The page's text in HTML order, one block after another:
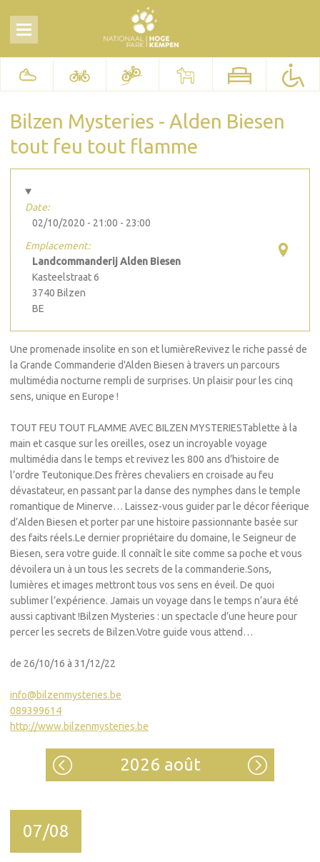
Bilzen Mysteries - Alden Biesen
tout feu tout flamme
Date:
02/10/2020 - 21:00 - 23:00
Emplacement:
Landcommanderij Alden Biesen
Kasteelstraat 6
3740 Bilzen
BE
Une promenade insolite en son et lumièreRevivez le riche passé de
la Grande Commanderie d'Alden Biesen à travers un parcours
multimédia nocturne rempli de surprises. Un plaisir pour les cinq
sens, unique en Europe !
TOUT FEU TOUT FLAMME AVEC BILZEN MYSTERIESTablette à la
main et casque sur les oreilles, osez un incroyable voyage
multimédia dans le temps et revivez les 800 ans d’histoire de
l’ordre Teutonique.Des frères chevaliers en croisade au feu
dévastateur, en passant par la danse des nymphes dans le temple
romantique de Minerve… Laissez-vous guider par le décor féerique
d’Alden Biesen et porter par une histoire passionnante basée sur
des faits réels.Le dernier propriétaire du domaine, le Seigneur de
Biesen, sera votre guide. Il connaît le site comme sa poche et vous
dévoilera un à un tous les secrets de la commanderie.Sons,
lumières et images mettront tous vos sens en éveil. De quoi
sublimer l’expérience. Jamais un voyage dans le temps n’aura été
aussi captivant !Bilzen Mysteries : un spectacle d’une heure pour
percer les secrets de Bilzen.Votre guide vous attend…
de 26/10/16 à 31/12/22
info@bilzenmysteries.be
089399614
http://www.bilzenmysteries.be
2026 août
07/08